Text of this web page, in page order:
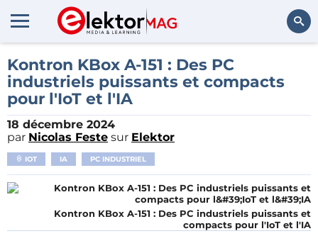
Kontron KBox A-151 : Des PC
industriels puissants et compacts
pour l'IoT et l'IA
18 décembre 2024
par Nicolas Feste sur Elektor
IOT IA PC INDUSTRIEL
Kontron KBox A-151 : Des PC industriels puissants et
compacts pour l'IoT et l'IA